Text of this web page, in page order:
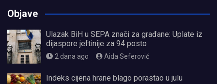
Objave
Ulazak BiH u SEPA znači za građane: Uplate iz
dijaspore jeftinije za 94 posto
2 dana ago Aida Seferović
Indeks cijena hrane blago porastao u julu